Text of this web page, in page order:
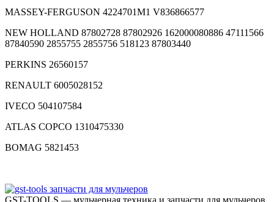
MASSEY-FERGUSON 4224701M1 V836866577
NEW HOLLAND 87802728 87802926 162000080886 47111566
87840590 2855755 2855756 518123 87803440
PERKINS 26560157
RENAULT 6005028152
IVECO 504107584
ATLAS COPCO 1310475330
BOMAG 5821453
GST-TOOLS — мульчерная техника и запчасти для мульчеров.